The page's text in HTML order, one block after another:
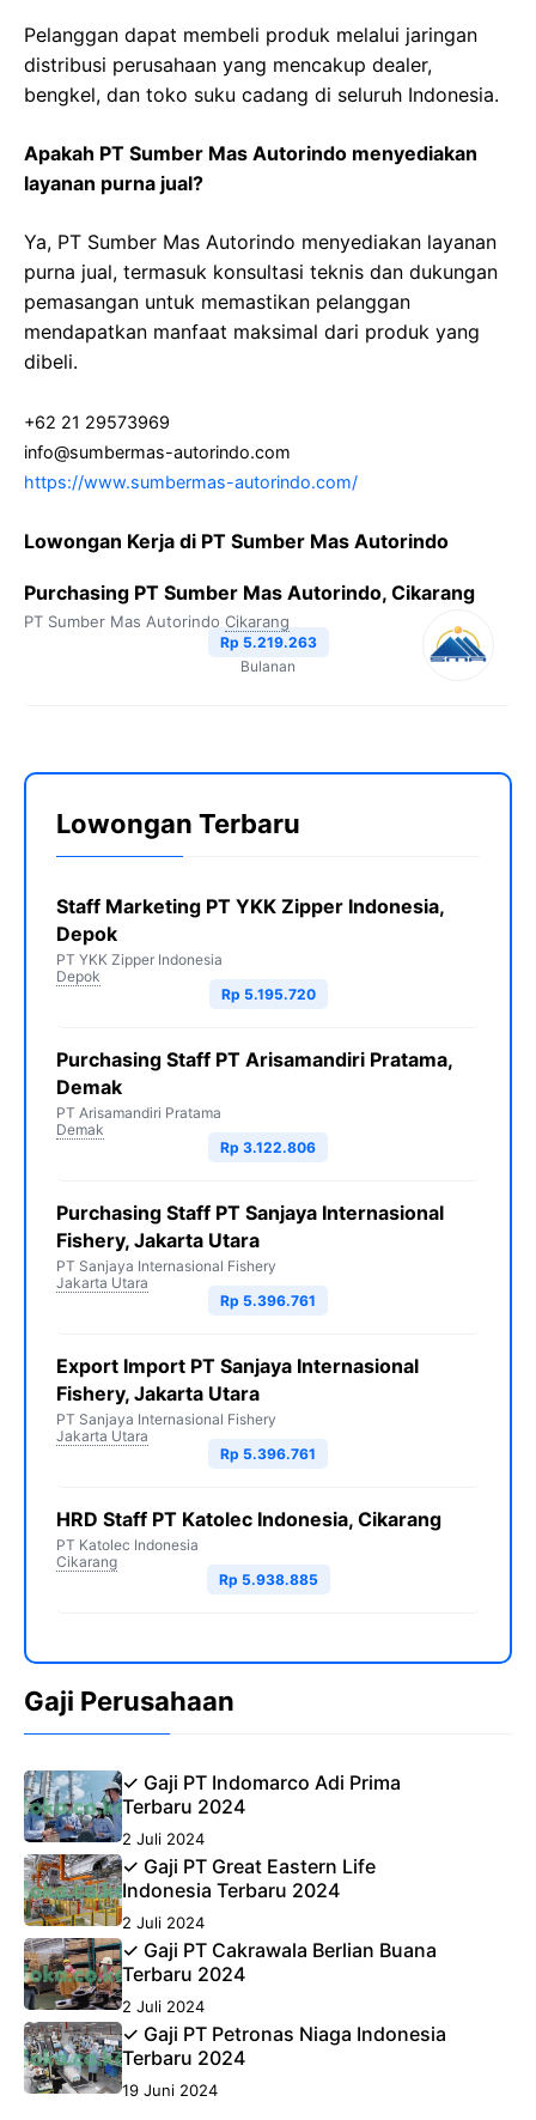
Pelanggan dapat membeli produk melalui jaringan
distribusi perusahaan yang mencakup dealer,
bengkel, dan toko suku cadang di seluruh Indonesia.
Apakah PT Sumber Mas Autorindo menyediakan
layanan purna jual?
Ya, PT Sumber Mas Autorindo menyediakan layanan
purna jual, termasuk konsultasi teknis dan dukungan
pemasangan untuk memastikan pelanggan
mendapatkan manfaat maksimal dari produk yang
dibeli.
+62 21 29573969
info@sumbermas-autorindo.com
https://www.sumbermas-autorindo.com/
Lowongan Kerja di PT Sumber Mas Autorindo
Purchasing PT Sumber Mas Autorindo, Cikarang
PT Sumber Mas Autorindo Cikarang
Rp 5.219.263
Bulanan
Lowongan Terbaru
Staff Marketing PT YKK Zipper Indonesia,
Depok
PT YKK Zipper Indonesia
Depok
Rp 5.195.720
Purchasing Staff PT Arisamandiri Pratama,
Demak
PT Arisamandiri Pratama
Demak
Rp 3.122.806
Purchasing Staff PT Sanjaya Internasional
Fishery, Jakarta Utara
PT Sanjaya Internasional Fishery
Jakarta Utara
Rp 5.396.761
Export Import PT Sanjaya Internasional
Fishery, Jakarta Utara
PT Sanjaya Internasional Fishery
Jakarta Utara
Rp 5.396.761
HRD Staff PT Katolec Indonesia, Cikarang
PT Katolec Indonesia
Cikarang
Rp 5.938.885
Gaji Perusahaan
✓ Gaji PT Indomarco Adi Prima
Terbaru 2024
2 Juli 2024
✓ Gaji PT Great Eastern Life
Indonesia Terbaru 2024
2 Juli 2024
✓ Gaji PT Cakrawala Berlian Buana
Terbaru 2024
2 Juli 2024
✓ Gaji PT Petronas Niaga Indonesia
Terbaru 2024
19 Juni 2024